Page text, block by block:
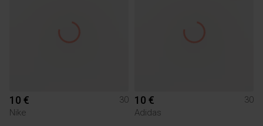
10 €
30
Nike
10 €
30
Adidas